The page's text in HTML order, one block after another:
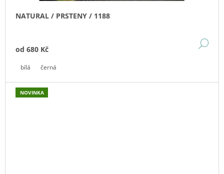
NATURAL / PRSTENY / 1188
od 680 Kč
bílá černá
NOVINKA